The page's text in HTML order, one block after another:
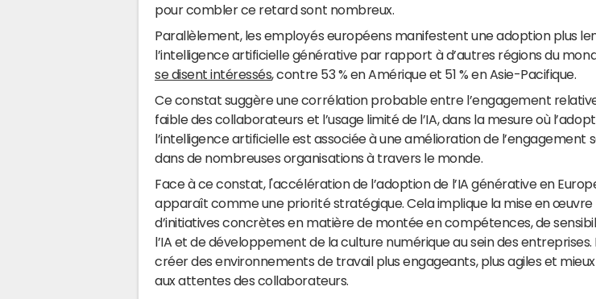
pour combler ce retard sont nombreux.
Parallèlement, les employés européens manifestent une adoption plus
l’intelligence artificielle générative par rapport à d’autres régions du
se disent intéressés, contre 53 % en Amérique et 51 % en Asie-Pacifique.
Ce constat suggère une corrélation probable entre l’engagement
faible des collaborateurs et l’usage limité de l’IA, dans la mesure où
l’intelligence artificielle est associée à une amélioration de l’engagement
dans de nombreuses organisations à travers le monde.
Face à ce constat, l'accélération de l’adoption de l’IA générative en
apparaît comme une priorité stratégique. Cela implique la mise en œuvre
d’initiatives concrètes en matière de montée en compétences, de
l’IA et de développement de la culture numérique au sein des entreprises.
créer des environnements de travail plus engageants, plus agiles et
aux attentes des collaborateurs.